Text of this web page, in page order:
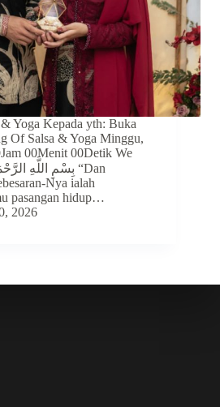
Yoga Kepada yth: Buka
Of Salsa & Yoga Minggu,
00Menit 00Detik We
Nya ialah
pasangan hidup…
2026